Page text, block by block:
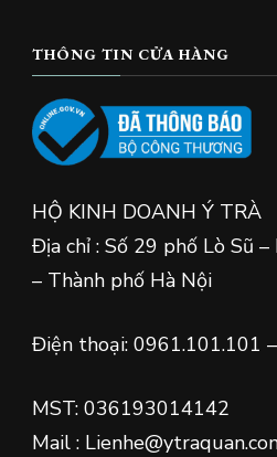
THÔNG TIN CỬA HÀNG
HỘ KINH DOANH Ý TRÀ
Địa chỉ : Số 29 phố Lò Sũ
– Thành phố Hà Nội
Điện thoại: 0961.101.101
MST: 036193014142
Mail :